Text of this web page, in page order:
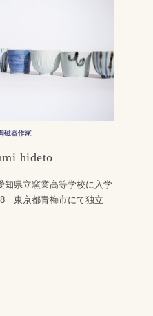
磁器作家
hideto
県立窯業高等学校に入学
東京都青梅市にて独立